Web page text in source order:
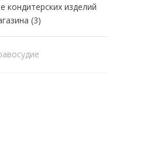
кондитерских изделий
(3)